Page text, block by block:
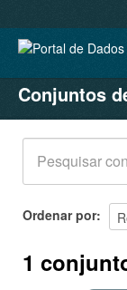
CONJUNTOS
GRUPOS
SOBRE
Conjuntos
Ordenar por
1